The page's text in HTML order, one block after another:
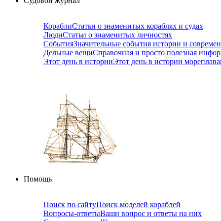
КораблиСтатьи о знаменитых кораблях и судах
ЛюдиСтатьи о знаменитых личностях
СобытияЗначительные события истории и
Дельные вещиСправочная и просто полезная
Этот день в историиЭтот день в истории
Помощь
Поиск по сайтуПоиск моделей кораблей
Вопросы-ответыВаши вопрос и ответы на них